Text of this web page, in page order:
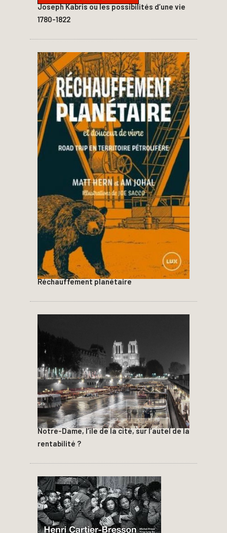
Joseph Kabris ou les possibilités d’une vie
1780-1822
Réchauffement planétaire
Notre-Dame, l’île de la cité, sur l’autel de la
rentabilité ?